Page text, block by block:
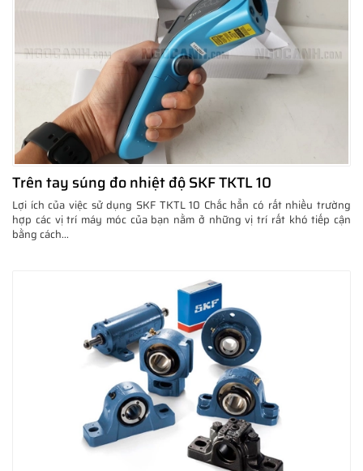
Trên tay súng đo nhiệt độ SKF TKTL 10
Lợi ích của việc sử dụng SKF TKTL 10 Chắc hẳn có rất nhiều trường
hợp các vị trí máy móc của bạn nằm ở những vị trí rất khó tiếp cận
bằng cách...